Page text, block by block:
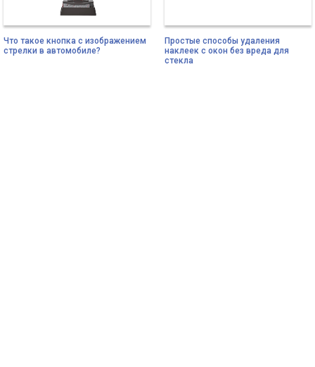
Что такое кнопка с изображением
стрелки в автомобиле?
Простые способы удаления
наклеек с окон без вреда для
стекла